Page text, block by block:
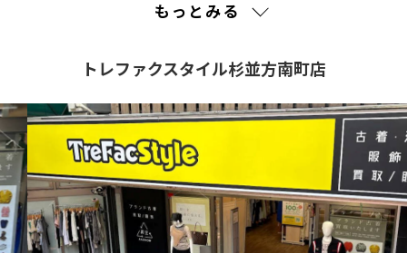
2020(212)
2019(310)
2018(30)
もっとみる
トレファクスタイル杉並方南町店